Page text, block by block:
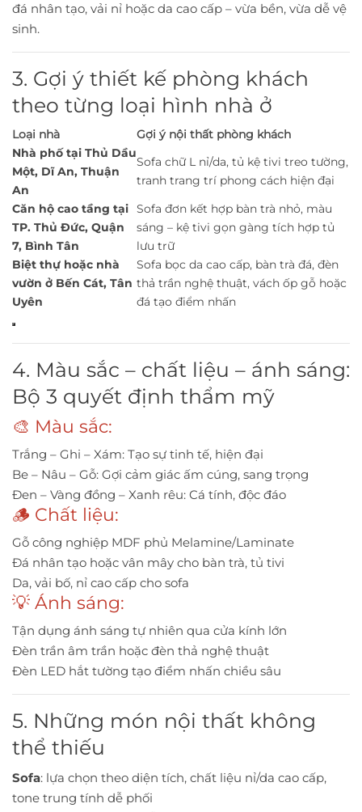
đá nhân tạo, vải nỉ hoặc da cao cấp – vừa bền, vừa dễ vệ
sinh.
3. Gợi ý thiết kế phòng khách
theo từng loại hình nhà ở
Loại nhà
Gợi ý nội thất phòng khách
Nhà phố tại Thủ Dầu
Một, Dĩ An, Thuận
An
Sofa chữ L nỉ/da, tủ kệ tivi treo tường,
tranh trang trí phong cách hiện đại
Căn hộ cao tầng tại
TP. Thủ Đức, Quận
7, Bình Tân
Sofa đơn kết hợp bàn trà nhỏ, màu
sáng – kệ tivi gọn gàng tích hợp tủ
lưu trữ
Biệt thự hoặc nhà
vườn ở Bến Cát, Tân
Uyên
Sofa bọc da cao cấp, bàn trà đá, đèn
thả trần nghệ thuật, vách ốp gỗ hoặc
đá tạo điểm nhấn
4. Màu sắc – chất liệu – ánh sáng:
Bộ 3 quyết định thẩm mỹ
🎨 Màu sắc:
Trắng – Ghi – Xám: Tạo sự tinh tế, hiện đại
Be – Nâu – Gỗ: Gợi cảm giác ấm cúng, sang trọng
Đen – Vàng đồng – Xanh rêu: Cá tính, độc đáo
🪵 Chất liệu:
Gỗ công nghiệp MDF phủ Melamine/Laminate
Đá nhân tạo hoặc vân mây cho bàn trà, tủ tivi
Da, vải bố, nỉ cao cấp cho sofa
💡 Ánh sáng:
Tận dụng ánh sáng tự nhiên qua cửa kính lớn
Đèn trần âm trần hoặc đèn thả nghệ thuật
Đèn LED hắt tường tạo điểm nhấn chiều sâu
5. Những món nội thất không
thể thiếu
Sofa: lựa chọn theo diện tích, chất liệu nỉ/da cao cấp,
tone trung tính dễ phối